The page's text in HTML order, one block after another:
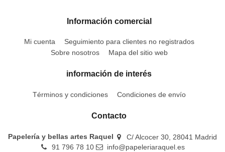
Información comercial
Mi cuenta
Seguimiento para clientes no registrados
Sobre nosotros
Mapa del sitio web
información de interés
Términos y condiciones Condiciones de envío
Contacto
Papelería y bellas artes Raquel
C/ Alcocer 30, 28041 Madrid
91 796 78 10
info@papeleriaraquel.es